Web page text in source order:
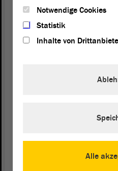
der Eindruck vonHendrik Lange
Regierungserklärung
an einer Strategie, „wirklich
Verwaltungsdienstleistungen soll
analogen Prozessen würden auch
stärkt“, man spreche sich für eine
datenschutzkonforme Digitalisierung
Habe der Staat einmal eine
Notwendige Cookies
Statistik
Inhalte von
Alle